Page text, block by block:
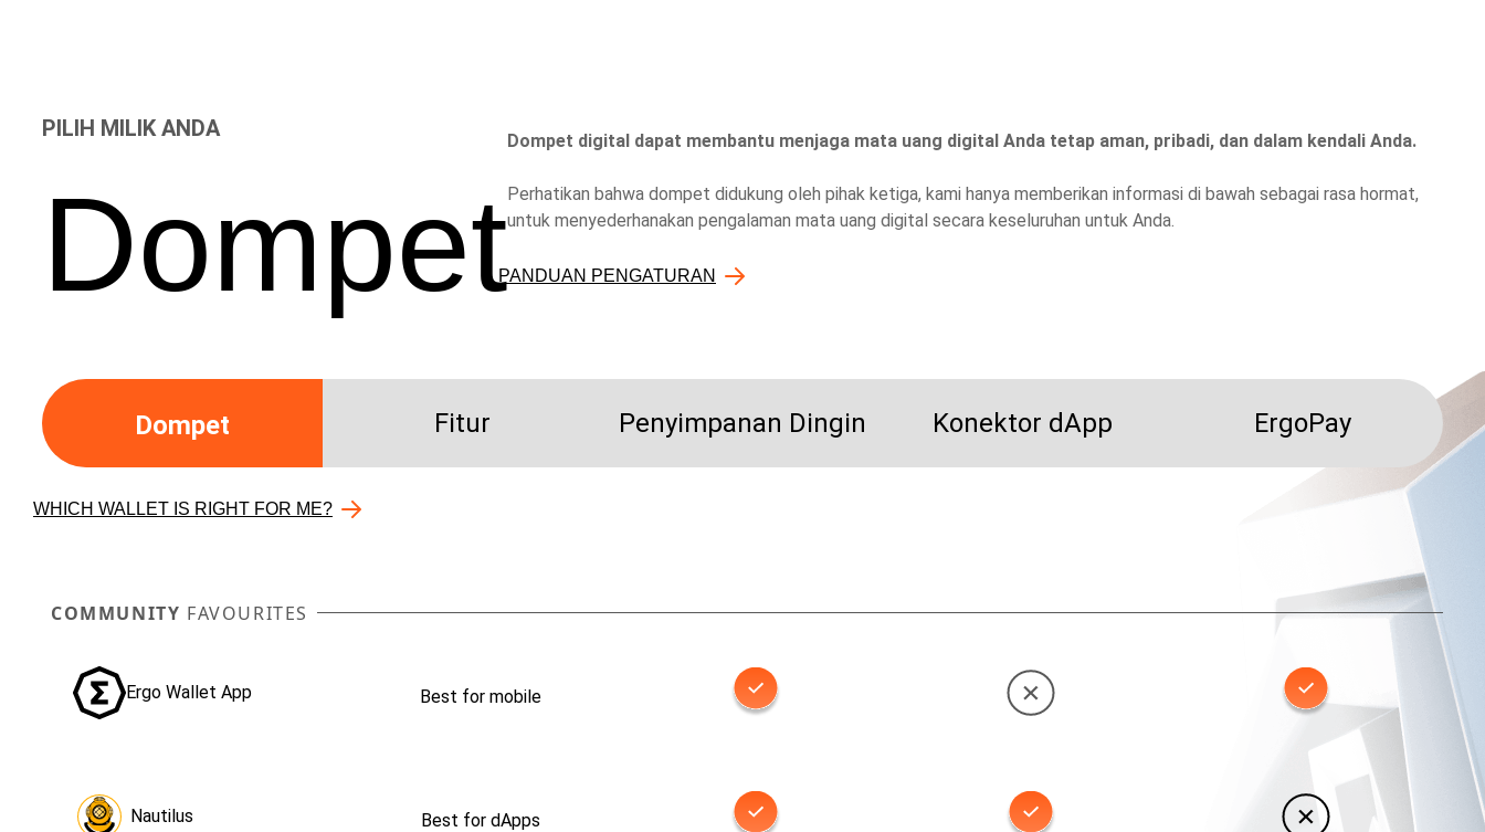
PILIH MILIK ANDA
Dompet
Dompet digital dapat membantu menjaga mata uang digital Anda tetap aman, pribadi, dan dalam kendali Anda.
Perhatikan bahwa dompet didukung oleh pihak ketiga, kami hanya memberikan informasi di bawah sebagai rasa hormat,
untuk menyederhanakan pengalaman mata uang digital secara keseluruhan untuk Anda.
PANDUAN PENGATURAN
Dompet Fitur Penyimpanan Dingin Konektor dApp ErgoPay
WHICH WALLET IS RIGHT FOR ME?
COMMUNITY FAVOURITES
Ergo Wallet App Best for mobile
Nautilus Best for dApps